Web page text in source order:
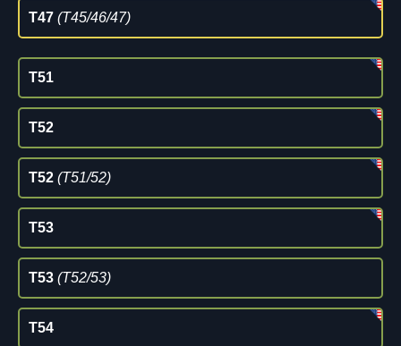
T47 (T45/46/47)
T51
T52
T52 (T51/52)
T53
T53 (T52/53)
T54